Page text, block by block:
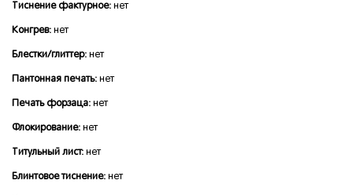
Тиснение фактурное: нет
Конгрев: нет
Блестки/глиттер: нет
Пантонная печать: нет
Печать форзаца: нет
Флокирование: нет
Титульный лист: нет
Блинтовое тиснение: нет